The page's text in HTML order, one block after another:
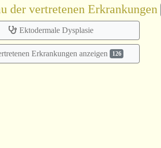
der vertretenen Erkrankungen
Ektodermale Dysplasie
Erkrankungen anzeigen 126